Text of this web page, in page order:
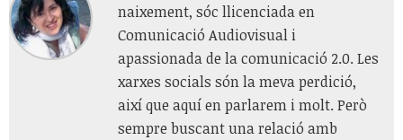
naixement, sóc llicenciada en
Comunicació Audiovisual i
apassionada de la comunicació 2.0. Les
xarxes socials són la meva perdició,
així que aquí en parlarem i molt. Però
sempre buscant una relació amb